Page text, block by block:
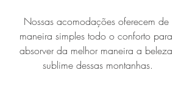
Nossas acomodações oferecem de
maneira simples todo o conforto para
absorver da melhor maneira a beleza
sublime dessas montanhas.